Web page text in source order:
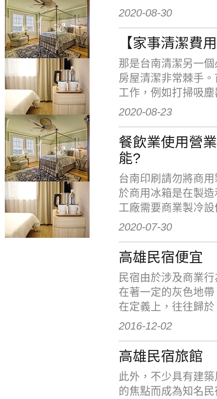
2020-08-30
【家事清潔費
那是台南清潔另一
房屋清潔非常棘手
工作，例如打掃吸
2020-08-23
餐飲業使用營
能?
台南印刷請勿將商
於商用冰箱是在製
工廠需要商業製冷
2020-07-30
高雄民宿便宜
民宿由於涉及商業
在著一定的灰色地
在定義上，往往歸
2016-12-02
高雄民宿旅館
此外，不少具有建
的焦點而成為知名